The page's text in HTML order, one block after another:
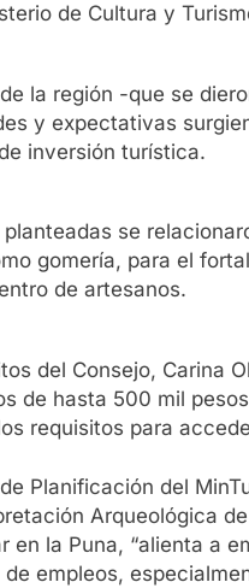
de Cultura y
la región -que se
y expectativas
de inversión turística.
se
gomería, para el
de artesanos.
del Consejo, Carina
de hasta 500 mil
requisitos para
Planificación del
Arqueológica
en la Puna, “alienta a
empleos,